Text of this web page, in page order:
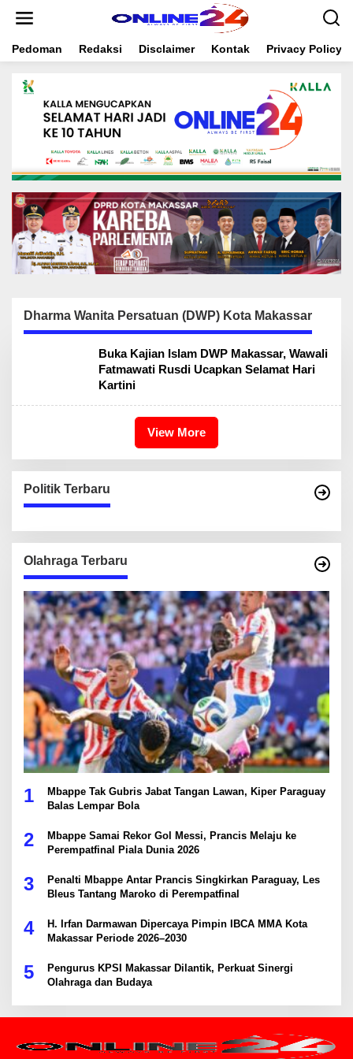
t
Pedoman Redaksi Disclaimer Kontak Privacy Policy
Dharma Wanita Persatuan (DWP) Kota Makassar
Buka Kajian Islam DWP Makassar, Wawali
Fatmawati Rusdi Ucapkan Selamat Hari
Kartini
View More
Politik Terbaru
Olahraga Terbaru
1
Mbappe Tak Gubris Jabat Tangan Lawan, Kiper Paraguay
Balas Lempar Bola
2
Mbappe Samai Rekor Gol Messi, Prancis Melaju ke
Perempatfinal Piala Dunia 2026
3
Penalti Mbappe Antar Prancis Singkirkan Paraguay, Les
Bleus Tantang Maroko di Perempatfinal
4
H. Irfan Darmawan Dipercaya Pimpin IBCA MMA Kota
Makassar Periode 2026–2030
5
Pengurus KPSI Makassar Dilantik, Perkuat Sinergi
Olahraga dan Budaya